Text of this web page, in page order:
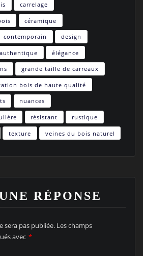
carrelage
céramique
contemporain design
élégance
grande taille de carreaux
bois de haute qualité
nuances
résistant rustique
texture veines du bois naturel
RÉPONSE
sera pas publiée. Les champs
avec *